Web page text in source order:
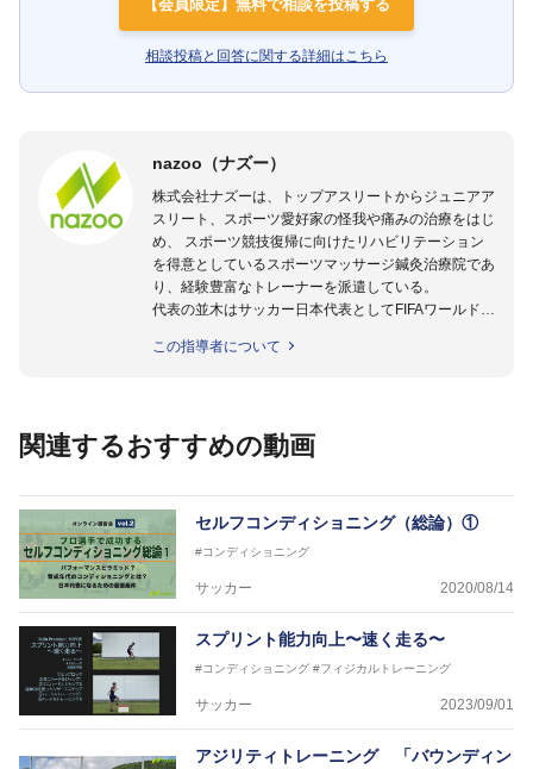
【会員限定】無料で相談を投稿する
相談投稿と回答に関する詳細はこちら
nazoo（ナズー）
株式会社ナズーは、トップアスリートからジュニアア
スリート、スポーツ愛好家の怪我や痛みの治療をはじ
め、 スポーツ競技復帰に向けたリハビリテーション
を得意としているスポーツマッサージ鍼灸治療院であ
り、経験豊富なトレーナーを派遣している。
代表の並木はサッカー日本代表としてFIFAワールドカ
のほかU-23日本代表のアスレティックトレーナーと
世代のサッカーを中心に、WJBL、社会人ラグビー、
を派遣している。
さらには講演会やセミナー、専門学校などの教育機関
に講師を派遣するなど後進育成にも力を入れている。
「一人一人の健康な人生をサポートする」を企業理念
として掲げ、世の中の人々の『健康』をあらゆる方向
からサポートし、一人一人の「楽しく、豊かに、生き
生きと」生きる、そんな『健康な人生』をサポートし
ている。
この指導者について
関連するおすすめの動画
セルフコンディショニング（総論）①
#コンディショニング
サッカー 2020/08/14
スプリント能力向上〜速く走る〜
#コンディショニング #フィジカルトレーニング
サッカー 2023/09/01
アジリティトレーニング 「バウンディン